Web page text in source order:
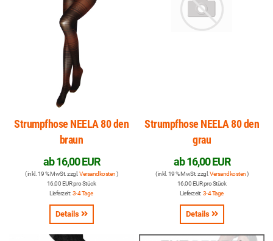
Strumpfhose NEELA 80 den
braun
ab16,00 EUR
( inkl. 19 % MwSt. zzgl. Versandkosten)
16,00 EUR pro Stück
Lieferzeit: 3-4 Tage
Details
Strumpfhose NEELA 80 den
grau
ab16,00 EUR
( inkl. 19 % MwSt. zzgl. Versandkosten)
16,00 EUR pro Stück
Lieferzeit: 3-4 Tage
Details